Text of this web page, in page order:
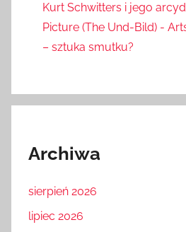
Kurt Schwitters i jego
Picture (The Und-Bild) -
– sztuka smutku?
Archiwa
sierpień 2026
lipiec 2026